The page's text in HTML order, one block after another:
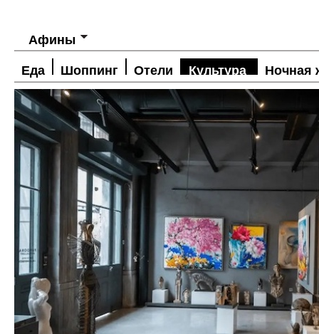
Афины
Еда Шоппинг Отели Культура Ночная